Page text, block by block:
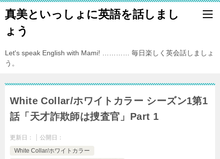
真美といっしょに英語を話しまし
ょう
Let's speak English with Mami! ………… 毎日楽しく英会話しましょ
う。
White Collar/ホワイトカラー シーズン1第1
話「天才詐欺師は捜査官」Part 1
更新日：
公開日：
White Collar/ホワイトカラー